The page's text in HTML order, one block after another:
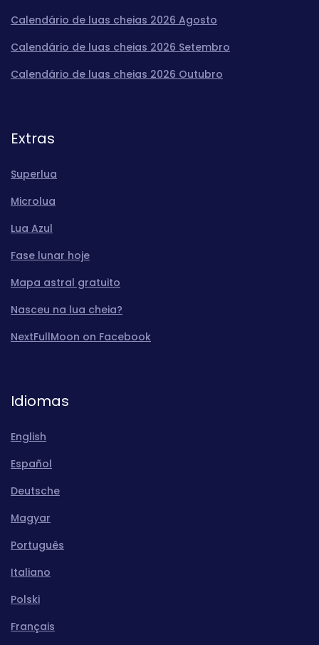
Calendário de luas cheias 2026 Agosto
Calendário de luas cheias 2026 Setembro
Calendário de luas cheias 2026 Outubro
Extras
Superlua
Microlua
Lua Azul
Fase lunar hoje
Mapa astral gratuito
Nasceu na lua cheia?
NextFullMoon on Facebook
Idiomas
English
Español
Deutsche
Magyar
Português
Italiano
Polski
Français